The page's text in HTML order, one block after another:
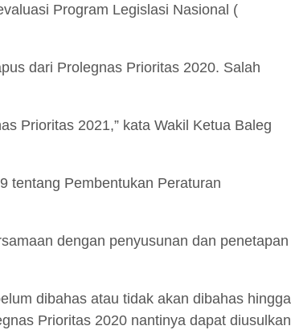
Program Legislasi Nasional (
dari Prolegnas Prioritas 2020. Salah
Prioritas 2021,” kata Wakil Ketua Baleg
tentang Pembentukan Peraturan
dengan penyusunan dan penetapan
dibahas atau tidak akan dibahas hingga
Prioritas 2020 nantinya dapat diusulkan